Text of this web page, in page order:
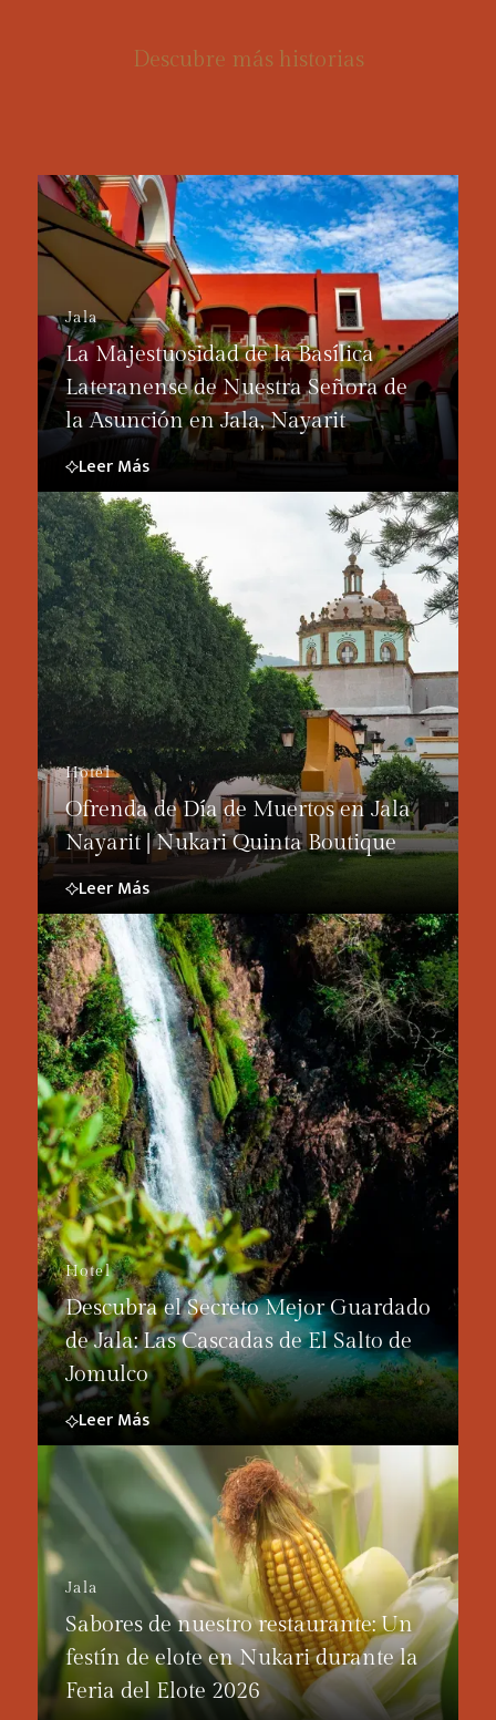
Descubre más historias
Jala
La Majestuosidad de la Basílica
Lateranense de Nuestra Señora de
la Asunción en Jala, Nayarit
Leer Más
Hotel
Ofrenda de Día de Muertos en Jala
Nayarit | Nukari Quinta Boutique
Leer Más
Hotel
Descubra el Secreto Mejor Guardado
de Jala: Las Cascadas de El Salto de
Jomulco
Leer Más
Jala
Sabores de nuestro restaurante: Un
festín de elote en Nukari durante la
Feria del Elote 2026